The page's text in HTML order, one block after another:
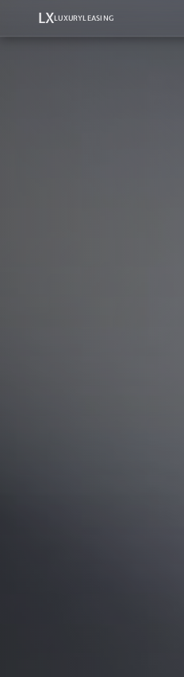
LXLUXURYLEASING